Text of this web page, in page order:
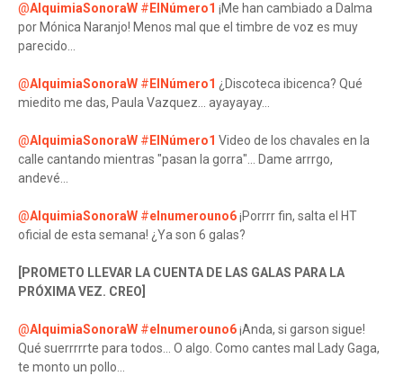
@AlquimiaSonoraW # ElNúmero1 ¡Me han cambiado a Dalma
por Mónica Naranjo! Menos mal que el timbre de voz es muy
parecido...
@AlquimiaSonoraW # ElNúmero1 ¿Discoteca ibicenca? Qué
miedito me das, Paula Vazquez... ayayayay...
@AlquimiaSonoraW # ElNúmero1 Video de los chavales en la
calle cantando mientras "pasan la gorra"... Dame arrrgo,
andevé...
@AlquimiaSonoraW #elnumerouno6¡Porrrr fin, salta el HT
oficial de esta semana! ¿Ya son 6 galas?
[PROMETO LLEVAR LA CUENTA DE LAS GALAS PARA LA
PRÓXIMA VEZ. CREO]
@AlquimiaSonoraW #elnumerouno6¡Anda, si garson sigue!
Qué suerrrrrte para todos... O algo. Como cantes mal Lady Gaga,
te monto un pollo...